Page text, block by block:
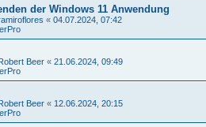
der Windows 11 Anwendung
« 04.07.2024, 07:42
Beer « 21.06.2024, 09:49
Beer « 12.06.2024, 20:15